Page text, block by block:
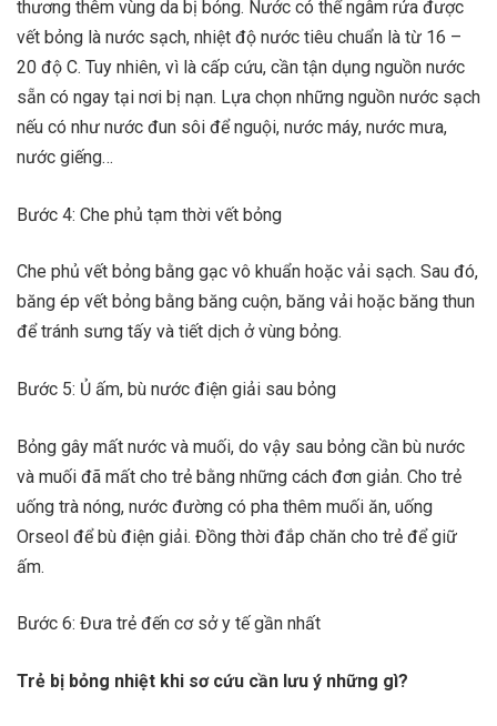
thương thêm vùng da bị bỏng. Nước có thể ngâm rửa được
vết bỏng là nước sạch, nhiệt độ nước tiêu chuẩn là từ 16 –
20 độ C. Tuy nhiên, vì là cấp cứu, cần tận dụng nguồn nước
sẵn có ngay tại nơi bị nạn. Lựa chọn những nguồn nước sạch
nếu có như nước đun sôi để nguội, nước máy, nước mưa,
nước giếng…
Bước 4: Che phủ tạm thời vết bỏng
Che phủ vết bỏng bằng gạc vô khuẩn hoặc vải sạch. Sau đó,
băng ép vết bỏng bằng băng cuộn, băng vải hoặc băng thun
để tránh sưng tấy và tiết dịch ở vùng bỏng.
Bước 5: Ủ ấm, bù nước điện giải sau bỏng
Bỏng gây mất nước và muối, do vậy sau bỏng cần bù nước
và muối đã mất cho trẻ bằng những cách đơn giản. Cho trẻ
uống trà nóng, nước đường có pha thêm muối ăn, uống
Orseol để bù điện giải. Đồng thời đắp chăn cho trẻ để giữ
ấm.
Bước 6: Đưa trẻ đến cơ sở y tế gần nhất
Trẻ bị bỏng nhiệt khi sơ cứu cần lưu ý những gì?